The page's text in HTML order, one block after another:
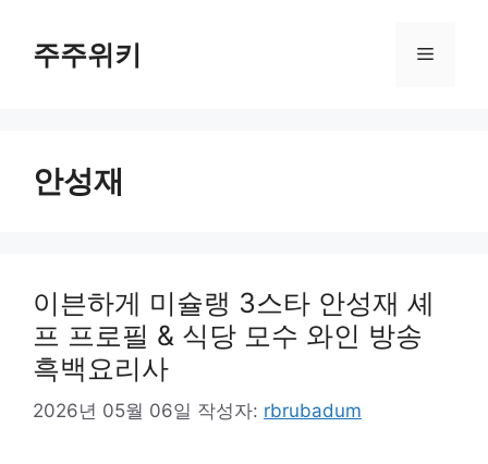
주주위키 메
안성재
이븐하게 미슐랭 3스타 안성재 셰
프 프로필 & 식당 모수 와인 방송
흑백요리사
2026년 05월 06일 작성자: rbrubadum